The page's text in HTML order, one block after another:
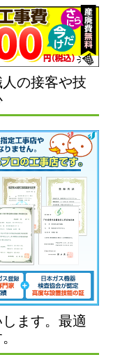
の接客や技
ます。最適